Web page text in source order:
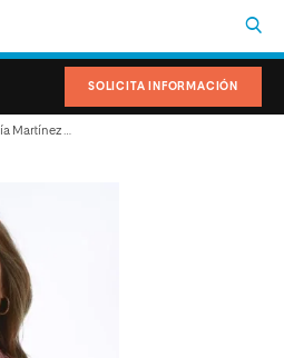
SOLICITA INFORMACIÓN